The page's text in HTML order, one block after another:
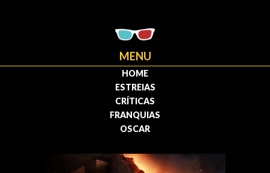
MENU
HOME
ESTREIAS
CRÍTICAS
FRANQUIAS
OSCAR